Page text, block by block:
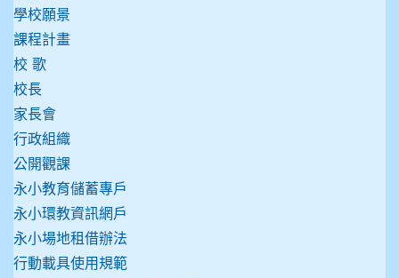
學校願景
課程計畫
校 歌
校長
家長會
行政組織
公開觀課
永小教育儲蓄專戶
永小環教資訊網戶
永小場地租借辦法
行動載具使用規範